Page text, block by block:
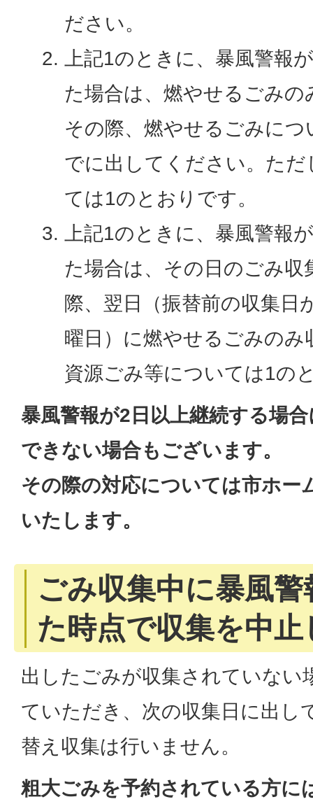
ださい。
上記1のときに、暴風警報
た場合は、燃やせるごみの
その際、燃やせるごみに
でに出してください。た
ては1のとおりです。
上記1のときに、暴風警報
た場合は、その日のごみ
際、翌日（振替前の収集日
曜日）に燃やせるごみの
資源ごみ等については1の
暴風警報が2日以上継続する場
できない場合もございます。
その際の対応については市ホー
いたします。
ごみ収集中に暴風
た時点で収集を中
出したごみが収集されていない
ていただき、次の収集日に出し
替え収集は行いません。
粗大ごみを予約されている方に